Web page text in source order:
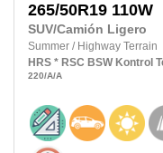
265/50R19 110W
SUV/Camión Ligero
Summer / Highway Terrain
HRS * RSC BSW Kontrol
220/A/A